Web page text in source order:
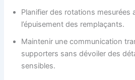
Planifier des rotations mesurées
l’épuisement des remplaçants.
Maintenir une communication
supporters sans dévoiler des
sensibles.